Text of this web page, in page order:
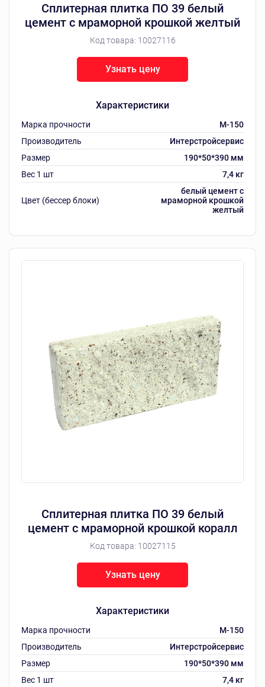
Сплитерная плитка ПО 39 белый
цемент с мраморной крошкой желтый
Код товара: 10027116
Характеристики
Марка прочности
M-150
Производитель
Интерстройсервис
Размер
190*50*390 мм
Вес 1 шт
7,4 кг
Цвет (бессер блоки)
белый цемент с
мраморной крошкой
желтый
Узнать цену
Сплитерная плитка ПО 39 белый
цемент с мраморной крошкой коралл
Код товара: 10027115
Характеристики
Марка прочности
M-150
Производитель
Интерстройсервис
Размер
190*50*390 мм
Вес 1 шт
7,4 кг
Узнать цену